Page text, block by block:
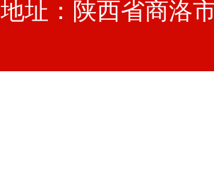
地址：陕西省商洛